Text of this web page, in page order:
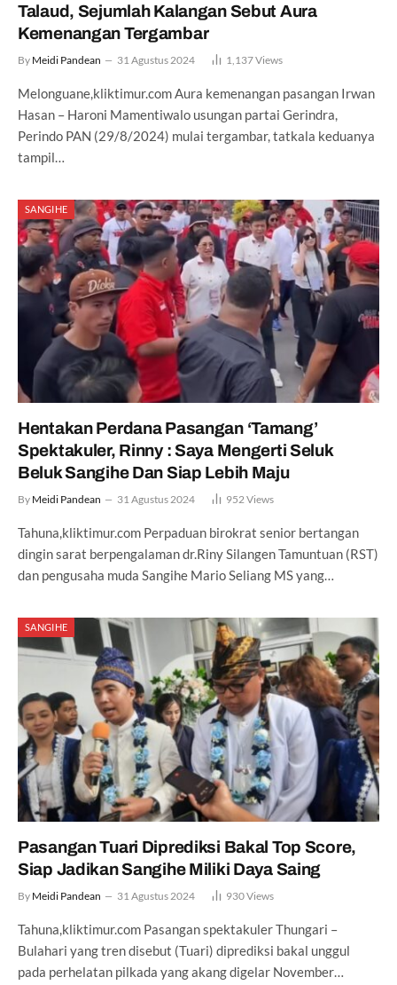
Talaud, Sejumlah Kalangan Sebut Aura
Kemenangan Tergambar
By Meidi Pandean 31 Agustus 2024 1,137Views
Melonguane,kliktimur.com Aura kemenangan pasangan Irwan
Hasan – Haroni Mamentiwalo usungan partai Gerindra,
Perindo PAN (29/8/2024) mulai tergambar, tatkala keduanya
tampil…
SANGIHE
Hentakan Perdana Pasangan ‘Tamang’
Spektakuler, Rinny : Saya Mengerti Seluk
Beluk Sangihe Dan Siap Lebih Maju
By Meidi Pandean 31 Agustus 2024 952Views
Tahuna,kliktimur.com Perpaduan birokrat senior bertangan
dingin sarat berpengalaman dr.Riny Silangen Tamuntuan (RST)
dan pengusaha muda Sangihe Mario Seliang MS yang…
SANGIHE
Pasangan Tuari Diprediksi Bakal Top Score,
Siap Jadikan Sangihe Miliki Daya Saing
By Meidi Pandean 31 Agustus 2024 930Views
Tahuna,kliktimur.com Pasangan spektakuler Thungari –
Bulahari yang tren disebut (Tuari) diprediksi bakal unggul
pada perhelatan pilkada yang akang digelar November…